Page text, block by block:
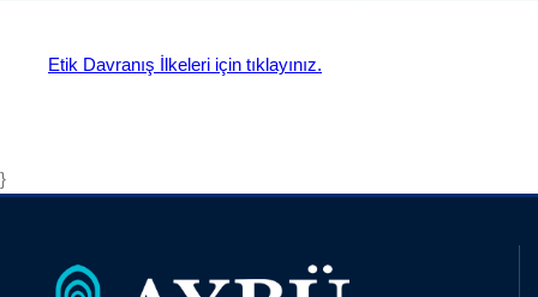
Etik Davranış İlkeleri için tıklayınız.
}